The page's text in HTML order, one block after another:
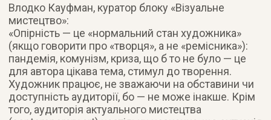
Влодко Кауфман, куратор блоку «Візуальне
мистецтво»:
«Опірність — це «нормальний стан художника»
(якщо говорити про «творця», а не «ремісника»):
пандемія, комунізм, криза, що б то не було — це
для автора цікава тема, стимул до творення.
Художник працює, не зважаючи на обставини чи
доступність аудиторії, бо — не може інакше. Крім
того, аудиторія актуального мистецтва